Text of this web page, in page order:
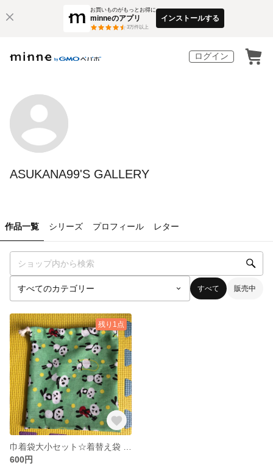
お買いものがもっとお得に
minneのアプリ
3万件以上
インストールする
ログイン
ASUKANA99'S GALLERY
作品一覧 シリーズ プロフィール レター
すべて 販売中
残り1点
600円